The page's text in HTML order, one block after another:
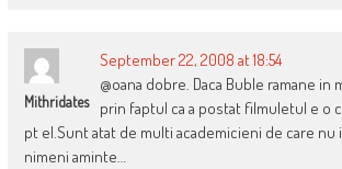
Mithridates
September 22, 2008 at 18:54
@oana dobre. Daca Buble ramane in
prin faptul ca a postat filmuletul e o
pt el.Sunt atat de multi academicieni de care nu
nimeni aminte…